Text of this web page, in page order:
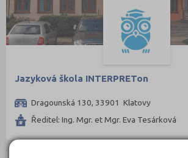
Jazyková škola INTERPRETon
Dragounská 130, 33901 Klatovy
Ředitel: Ing. Mgr. et Mgr. Eva Tesárková